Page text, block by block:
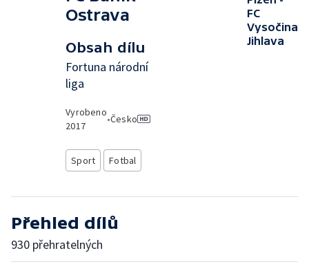
Ostrava
Obsah dílu
Fortuna národní
liga
Vyrobeno
2017
•Česko
Sport Fotbal
FC
Vysočina
Jihlava
Přehled dílů
930 přehratelných